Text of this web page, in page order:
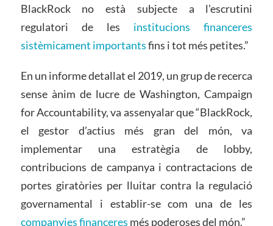
BlackRock no està subjecte a l’escrutini
regulatori de les institucions financeres
sistèmicament importantsfins i tot més petites.”
En un informe detallat el 2019, un grup de recerca
sense ànim de lucre de Washington, Campaign
for Accountability, va assenyalar que “BlackRock,
el gestor d’actius més gran del món, va
implementar una estratègia de lobby,
contribucions de campanya i contractacions de
portes giratòries per lluitar contra la regulació
governamental i establir-se com una de les
companyies financeres més poderoses del món.”